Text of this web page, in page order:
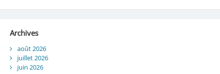
Archives
août 2026
juillet 2026
juin 2026